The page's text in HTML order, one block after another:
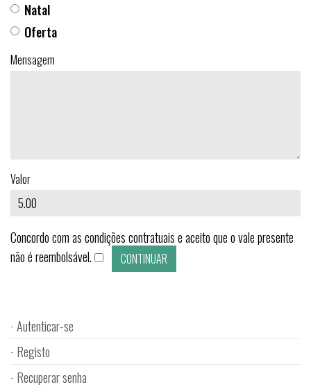
Natal
Oferta
Mensagem
Valor
Concordo com as condições contratuais e aceito que o vale presente
não é reembolsável.
Autenticar-se
Registo
Recuperar senha